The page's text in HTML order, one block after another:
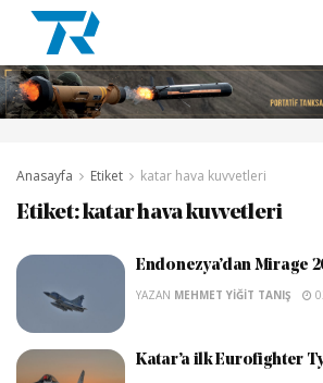
Anasayfa Etiket katar hava kuvvetleri
Etiket:katar hava kuvvetleri
Endonezya’dan Mirage
YAZAN MEHMET YIĞIT TANIŞ
Katar’a ilk Eurofighter